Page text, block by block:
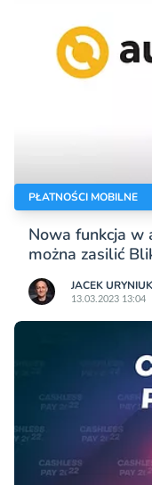
PŁATNOŚCI MOBILNE
Nowa funkcja w
można zasilić
JACEK URYNIUK
13.03.2023 13:04